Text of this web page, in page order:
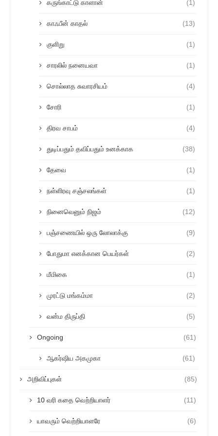
கருங்காட்டு காளான் (1)
காஃபீன் காதல் (13)
குளிறு (1)
சாரலில் நனையவா (1)
சொல்லாத சுவாரசியம் (4)
சோரி (1)
திரவ சாபம் (4)
துடிப்பதும் தவிப்பதும் உனக்காக (38)
தேவை (1)
நள்ளிரவு சஞ்சலங்கள் (1)
நினைவெனும் நிஜம் (12)
பஞ்சணையில் ஒரு லோலாக்கு (9)
போதுமா எனக்கான பெயர்கள் (2)
மீமிகை (1)
முரட்டு மங்கம்மா (2)
வன்ம திருப்தி (5)
Ongoing (61)
ஆகர்ஷிய அகமுகா (61)
அறிவிப்புகள் (85)
10 வரி கதை வெற்றியாளர் (11)
யாவரும் வெற்றியாளரே (6)